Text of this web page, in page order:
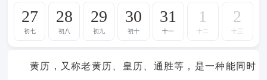
27
初七
28
初八
29
初九
30
初十
31
十一
1
十二
2
十三
黄历，又称老黄历、皇历、通胜等，是一种能同时